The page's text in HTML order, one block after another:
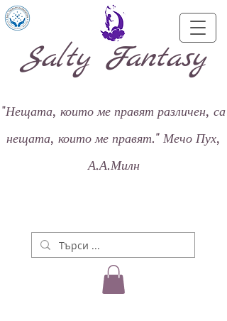
Salty Fantasy
"Нещата, които ме правят различен, са
нещата, които ме правят." Мечо Пух,
А.А.Милн